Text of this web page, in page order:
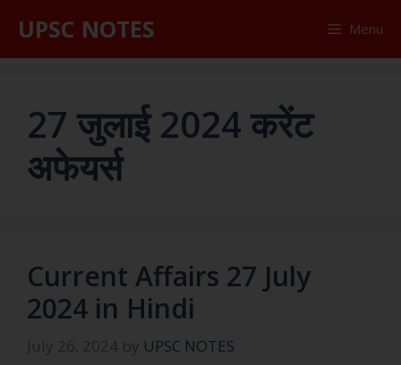
UPSC NOTES Menu
27 जुलाई 2024 करेंट
अफेयर्स
Current Affairs 27 July
2024 in Hindi
July 26, 2024 by UPSC NOTES